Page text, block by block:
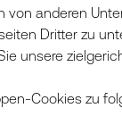
von anderen
Dritter zu
unsere
Cookies zu